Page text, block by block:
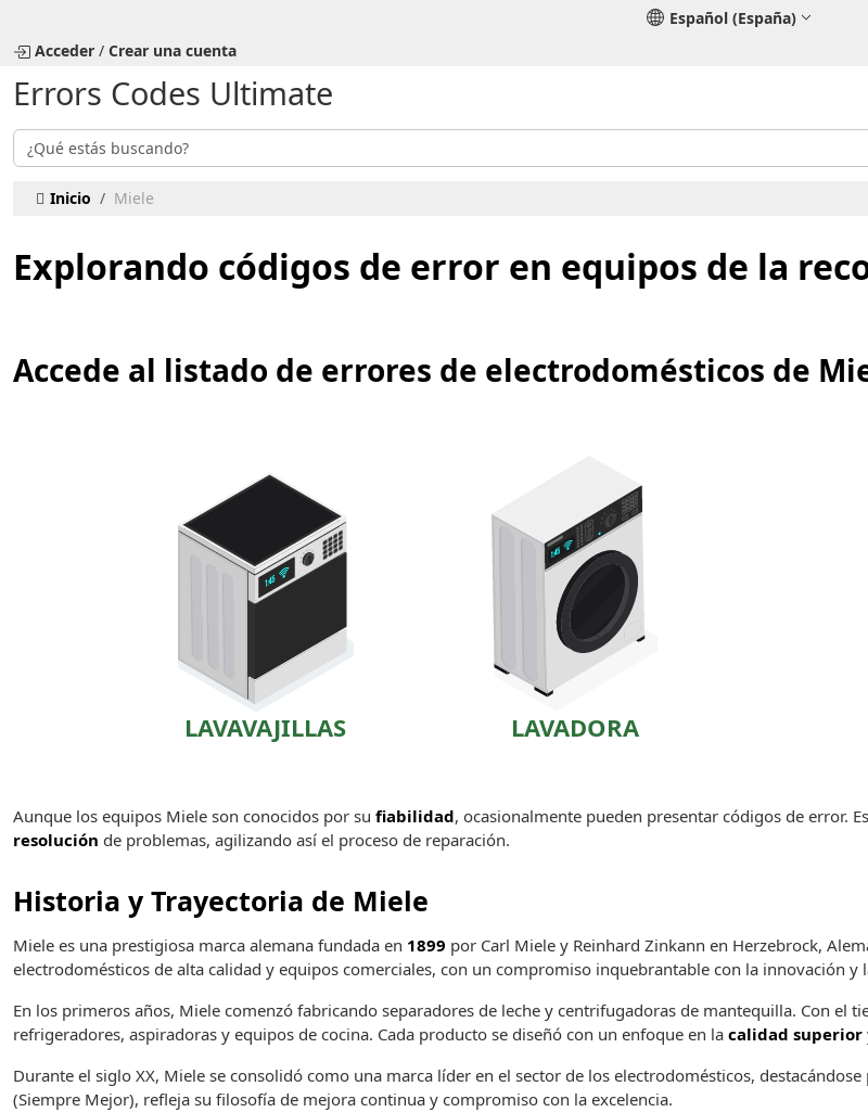
Español (España)
Acceder / Crear una cuenta
Errors Codes Ultimate
Buscar
Inicio Miele
Explorando códigos de error en equipos de la
Accede al listado de errores de electrodomésticos de
LAVAVAJILLAS LAVADORA
Aunque los equipos Miele son conocidos por su fiabilidad, ocasionalmente pueden presentar códigos de error.
resolución de problemas, agilizando así el proceso de reparación.
Historia y Trayectoria de Miele
Miele es una prestigiosa marca alemana fundada en 1899 por Carl Miele y Reinhard Zinkann en Herzebrock,
electrodomésticos de alta calidad y equipos comerciales, con un compromiso inquebrantable con la innovación y
En los primeros años, Miele comenzó fabricando separadores de leche y centrifugadoras de mantequilla. Con el
refrigeradores, aspiradoras y equipos de cocina. Cada producto se diseñó con un enfoque en la calidad superior
Durante el siglo XX, Miele se consolidó como una marca líder en el sector de los electrodomésticos,
(Siempre Mejor), refleja su filosofía de mejora continua y compromiso con la excelencia.